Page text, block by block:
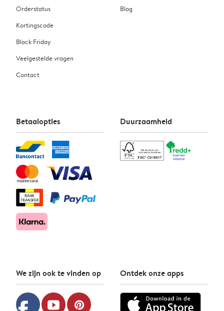
Orderstatus
Kortingscode
Black Friday
Veelgestelde vragen
Contact
Blog
Betaalopties Duurzaamheid
We zijn ook te vinden op
youtube pinterest
Ontdek onze apps